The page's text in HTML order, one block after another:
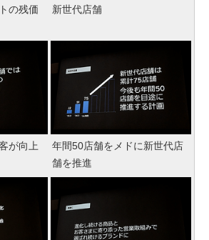
の残価
新世代店舗
が向上
年間50店舗をメドに新世代店
舗を推進